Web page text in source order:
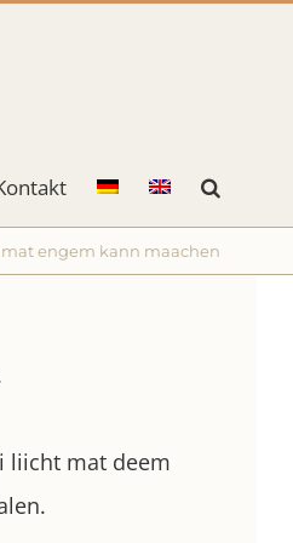
mat engem kann maachen
liicht mat deem